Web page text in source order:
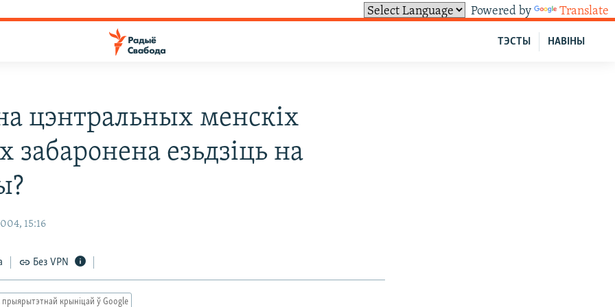
Powered by Translate
НАВІНЫ
ТЭСТЫ
цэнтральных менскіх
забаронена езьдзіць на
15:16
Без VPN
прыярытэтнай крыніцай ў Google